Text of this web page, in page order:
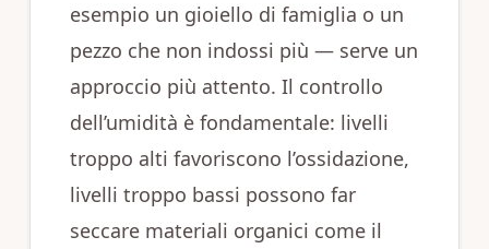
esempio un gioiello di famiglia o un
pezzo che non indossi più — serve un
approccio più attento. Il controllo
dell’umidità è fondamentale: livelli
troppo alti favoriscono l’ossidazione,
livelli troppo bassi possono far
seccare materiali organici come il